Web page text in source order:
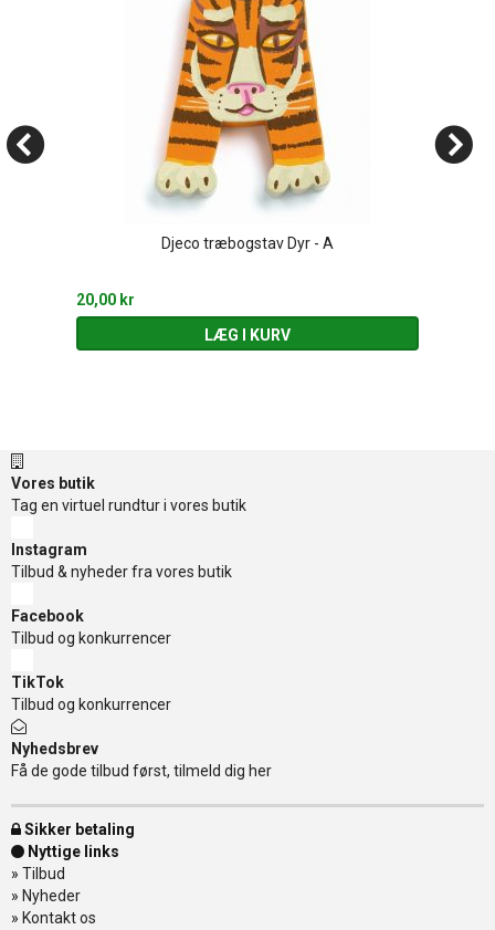
Djeco træbogstav Dyr - A
20,00 kr
LÆG I KURV
Vores butik
Tag en virtuel rundtur i vores butik
Instagram
Tilbud & nyheder fra vores butik
Facebook
Tilbud og konkurrencer
TikTok
Tilbud og konkurrencer
Nyhedsbrev
Få de gode tilbud først, tilmeld dig her
Sikker betaling
Nyttige links
» Tilbud
» Nyheder
» Kontakt os